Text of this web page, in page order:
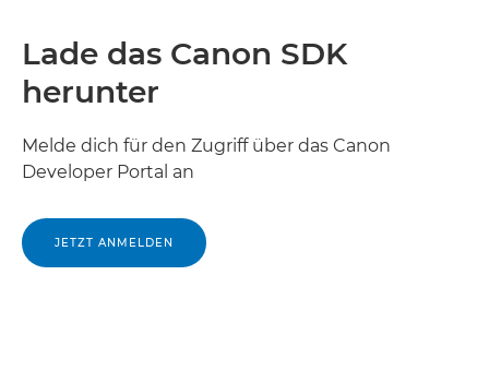
Lade das Canon SDK
herunter
Melde dich für den Zugriff über das Canon
Developer Portal an
JETZT ANMELDEN